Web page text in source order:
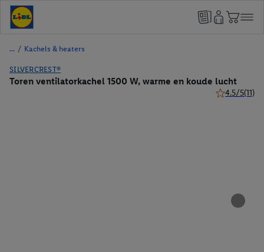
/ Kachels & heaters
SILVERCREST®
Toren ventilatorkachel 1500 W, warme en koude lucht
4.5/5(11)